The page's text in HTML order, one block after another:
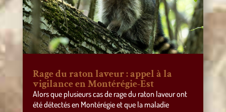
Rage du raton laveur : appel à la
vigilance en Montérégie-Est
Alors que plusieurs cas de rage du raton laveur ont
été détectés en Montérégie et que la maladie